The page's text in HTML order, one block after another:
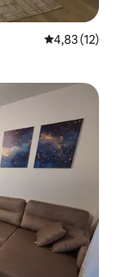
Évaluation
4,83 (12)